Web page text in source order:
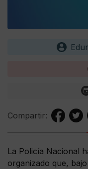
Compartir:
La Policía Nacional
organizado que,